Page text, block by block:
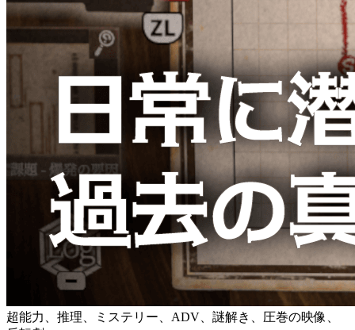
超能力、推理、ミステリー、ADV、謎解き、圧巻の映像、